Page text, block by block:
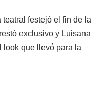
festejó el fin de la
exclusivo y Luisana
look que llevó para la